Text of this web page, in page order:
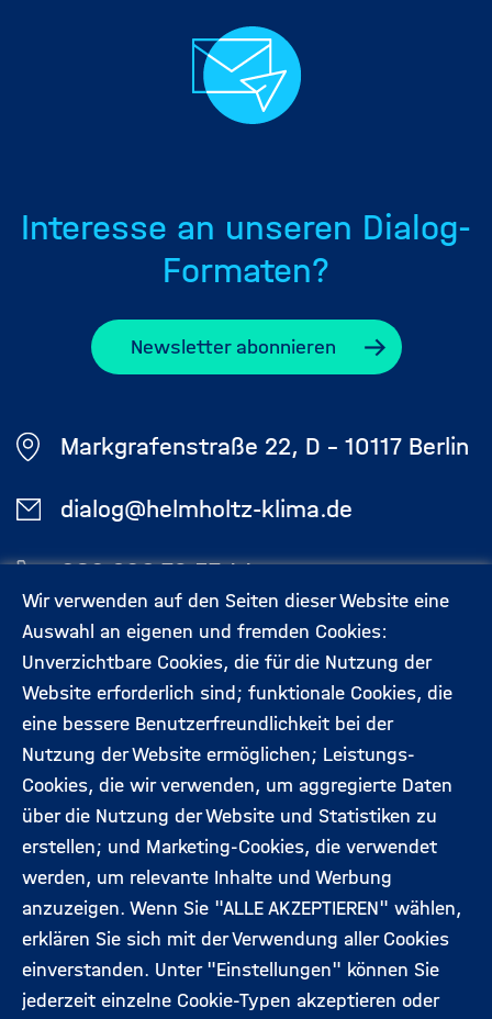
Wir verwenden auf den Seiten dieser Website eine
Auswahl an eigenen und fremden Cookies:
Unverzichtbare Cookies, die für die Nutzung der
Website erforderlich sind; funktionale Cookies, die
eine bessere Benutzerfreundlichkeit bei der
Nutzung der Website ermöglichen; Leistungs-
Cookies, die wir verwenden, um aggregierte Daten
über die Nutzung der Website und Statistiken zu
erstellen; und Marketing-Cookies, die verwendet
werden, um relevante Inhalte und Werbung
anzuzeigen. Wenn Sie "ALLE AKZEPTIEREN" wählen,
erklären Sie sich mit der Verwendung aller Cookies
einverstanden. Unter "Einstellungen" können Sie
jederzeit einzelne Cookie-Typen akzeptieren oder
Interesse an unseren Dialog-
Formaten?
Newsletter abonnieren
Markgrafenstraße 22, D - 10117 Berlin
dialog@helmholtz-klima.de
030 206 79 57 44
Footermenü
(Hauptseite)
Aktuelles Kontakt
Veranstaltungen Datenschutz
Expert:innen Impressum
Folgen Sie uns: